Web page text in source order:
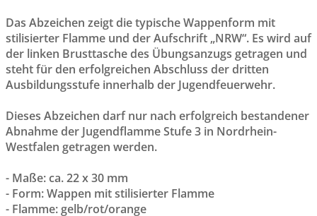
Das Abzeichen zeigt die typische Wappenform mit
stilisierter Flamme und der Aufschrift „NRW“. Es wird auf
der linken Brusttasche des Übungsanzugs getragen und
steht für den erfolgreichen Abschluss der dritten
Ausbildungsstufe innerhalb der Jugendfeuerwehr.
Dieses Abzeichen darf nur nach erfolgreich bestandener
Abnahme der Jugendflamme Stufe 3 in Nordrhein-
Westfalen getragen werden.
- Maße: ca. 22 x 30 mm
- Form: Wappen mit stilisierter Flamme
- Flamme: gelb/rot/orange